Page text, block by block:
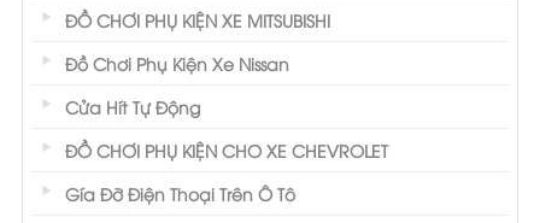
chống chói, chống lóa, giúp bảo vệ sức khỏe
con người và tiết kiệm nhiên liệu cho xe.
NTECH đã đáp ứng được mọi nhu cầu của
nhiều hãng xe như Audi, BMW, Toyota, Honda,
Ford, Kia...với các dòng sản phẩm phim cách
nhiệt như: Phim phún xạ và tráng phủ kim loại,
ĐỒ CHƠI PHỤ KIỆN XE MITSUBISHI
Đồ Chơi Phụ Kiện Xe Nissan
Cửa Hít Tự Động
ĐỒ CHƠI PHỤ KIỆN CHO XE CHEVROLET
Gía Đỡ Điện Thoại Trên Ô Tô